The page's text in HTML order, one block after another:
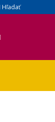
Hľadať